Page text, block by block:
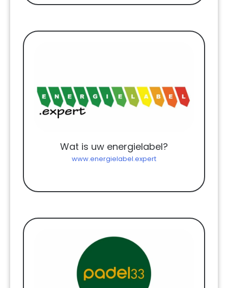
Wat is uw energielabel?
www.energielabel.expert